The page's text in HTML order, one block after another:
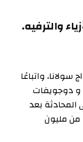
والترفيه.
سولانا، واتباعًا
ودوجويفات
بعد
من مليون